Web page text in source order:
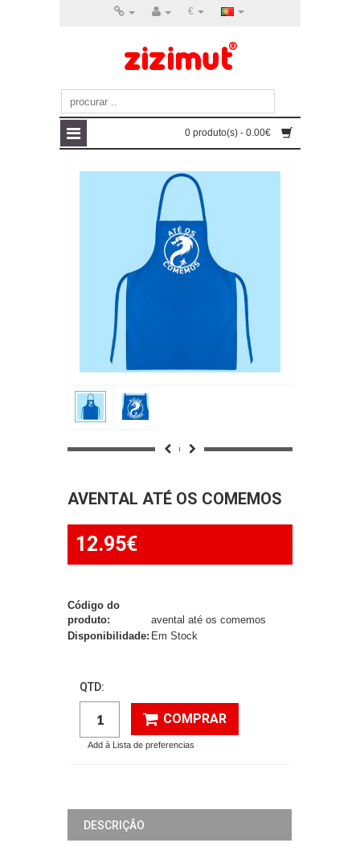
€
0 produto(s) - 0.00€
AVENTAL ATÉ OS COMEMOS
12.95€
Código do
produto:
avental até os comemos
Disponibilidade:Em Stock
QTD:
COMPRAR
Add à Lista de preferencias
DESCRIÇÃO